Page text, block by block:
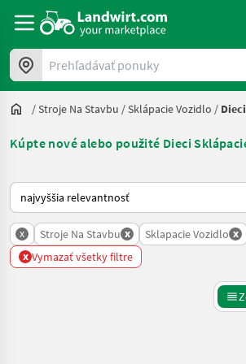
Prehľadávať ponuky
/Stroje Na Stavbu /Sklápacie Vozidlo / Dieci
Kúpte nové alebo použité Dieci
Takto sa vykonáva triedenie na Landwirt.com
x Stroje Na Stavbu x Sklapacie Vozidlo x
x Vymazať všetky filtre